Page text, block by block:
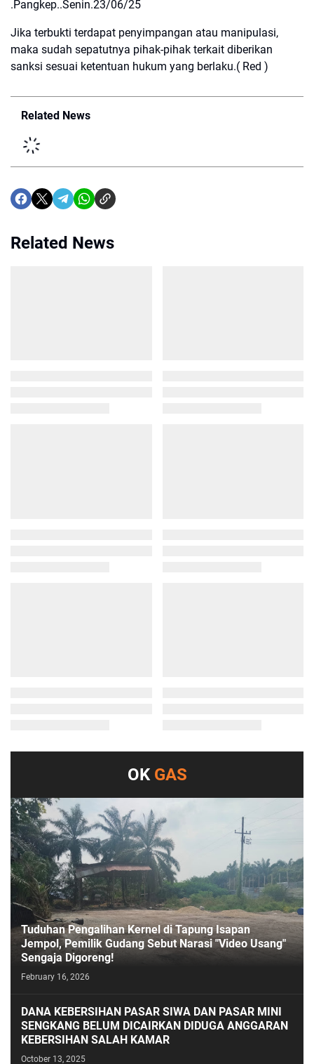
.Pangkep..Senin.23/06/25
Jika terbukti terdapat penyimpangan atau manipulasi,
maka sudah sepatutnya pihak-pihak terkait diberikan
sanksi sesuai ketentuan hukum yang berlaku.( Red )
Related News
Related News
OK GAS
Tuduhan Pengalihan Kernel di Tapung Isapan
Jempol, Pemilik Gudang Sebut Narasi "Video Usang"
Sengaja Digoreng!
February 16, 2026
DANA KEBERSIHAN PASAR SIWA DAN PASAR MINI
SENGKANG BELUM DICAIRKAN DIDUGA ANGGARAN
KEBERSIHAN SALAH KAMAR
October 13, 2025